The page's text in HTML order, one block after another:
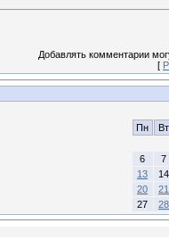
Добавлять комментарии
[
Пн Вт
6
7
13
14
20
21
27
28